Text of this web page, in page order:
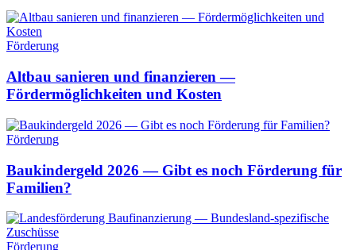
Förderung
Altbau sanieren und finanzieren —
Fördermöglichkeiten und Kosten
Förderung
Baukindergeld 2026 — Gibt es noch Förderung für
Familien?
Förderung